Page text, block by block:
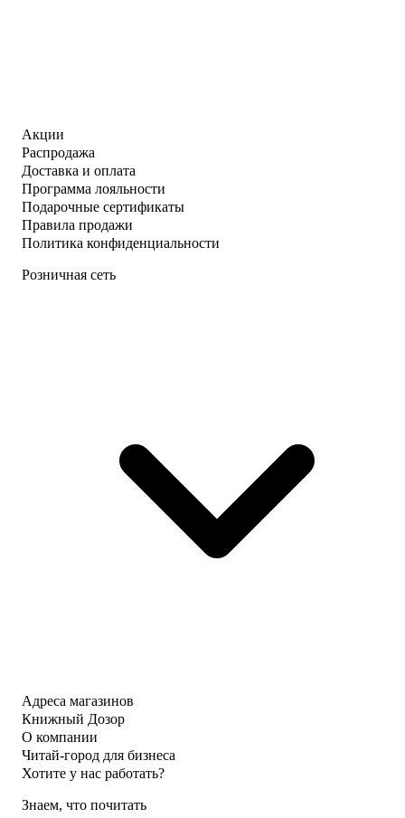
Акции
Распродажа
Доставка и оплата
Программа лояльности
Подарочные сертификаты
Правила продажи
Политика конфиденциальности
Розничная сеть
Адреса магазинов
Книжный Дозор
О компании
Читай-город для бизнеса
Хотите у нас работать?
Знаем, что почитать